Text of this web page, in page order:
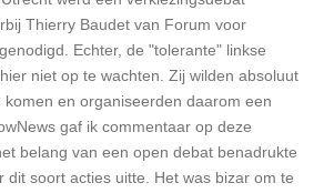
Thierry Baudet van Forum voor
Echter, de "tolerante" linkse
niet op te wachten. Zij wilden absoluut
komen en organiseerden daarom een
gaf ik commentaar op deze
belang van een open debat benadrukte
dit soort acties uitte. Het was bizar om te